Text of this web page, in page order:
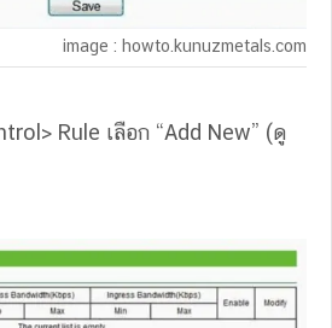
image : howto.kunuzmetals.com
Rule เลือก “Add New” (ดู